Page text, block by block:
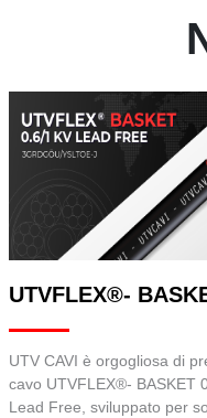
UTVFLEX®-
UTV CAVI è orgogliosa di
cavo UTVFLEX®- BASKET
Lead Free, sviluppato per